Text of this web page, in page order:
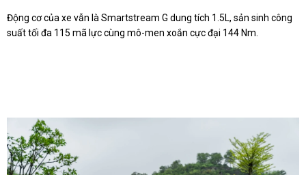
Động cơ của xe vẫn là Smartstream G dung tích 1.5L, sản sinh công
suất tối đa 115 mã lực cùng mô-men xoắn cực đại 144 Nm.